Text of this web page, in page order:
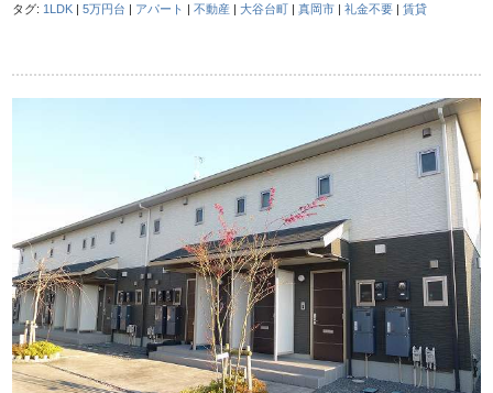
タグ: 1LDK |5万円台 | アパート |不動産 |大谷台町 |真岡市 |礼金不要 |賃貸